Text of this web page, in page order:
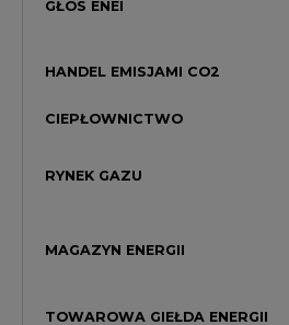
GŁOS ENEI
HANDEL EMISJAMI CO2
CIEPŁOWNICTWO
RYNEK GAZU
MAGAZYN ENERGII
TOWAROWA GIEŁDA ENERGII